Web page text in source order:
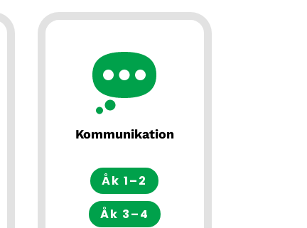
Kommunikation
Åk 1–2
Åk 3–4